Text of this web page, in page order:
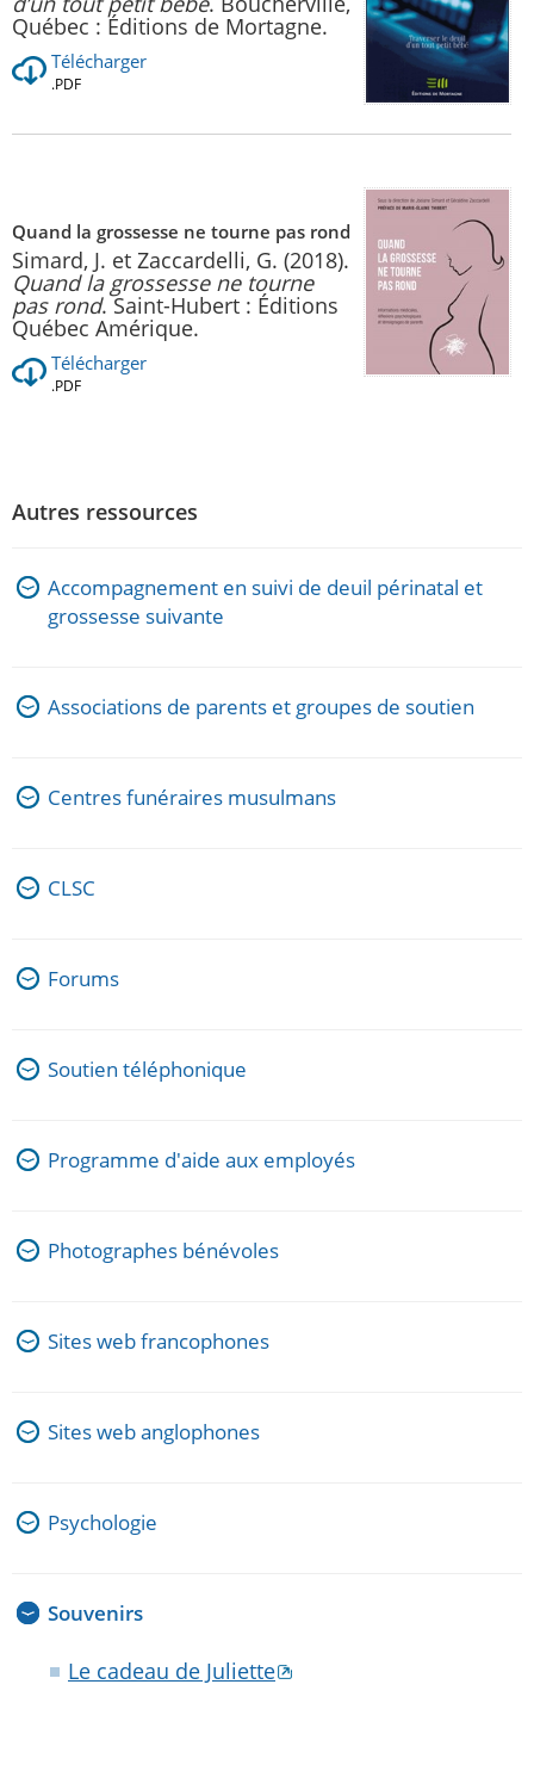
Québec : Éditions de Mortagne.
Télécharger
.PDF
Quand la grossesse ne tourne pas rond
Simard, J. et Zaccardelli, G. (2018).
Quand la grossesse ne tourne
pas rond. Saint-Hubert : Éditions
Québec Amérique.
Télécharger
.PDF
Autres ressources
Accompagnement en suivi de deuil périnatal et
grossesse suivante
Associations de parents et groupes de soutien
Centres funéraires musulmans
CLSC
Forums
Soutien téléphonique
Programme d'aide aux employés
Photographes bénévoles
Sites web francophones
Sites web anglophones
Psychologie
Souvenirs
Le cadeau de Juliette